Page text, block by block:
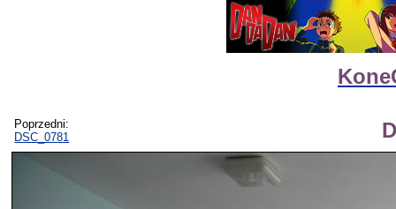
Poprzedni:
DSC_0781